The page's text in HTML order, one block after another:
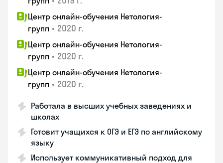
Центр онлайн-обучения Нетология-
групп • 2020 г.
Центр онлайн-обучения Нетология-
групп • 2020 г.
Центр онлайн-обучения Нетология-
групп • 2020 г.
Работала в высших учебных заведениях и
школах
Готовит учащихся к ОГЭ и ЕГЭ по английскому
языку
Использует коммуникативный подход для